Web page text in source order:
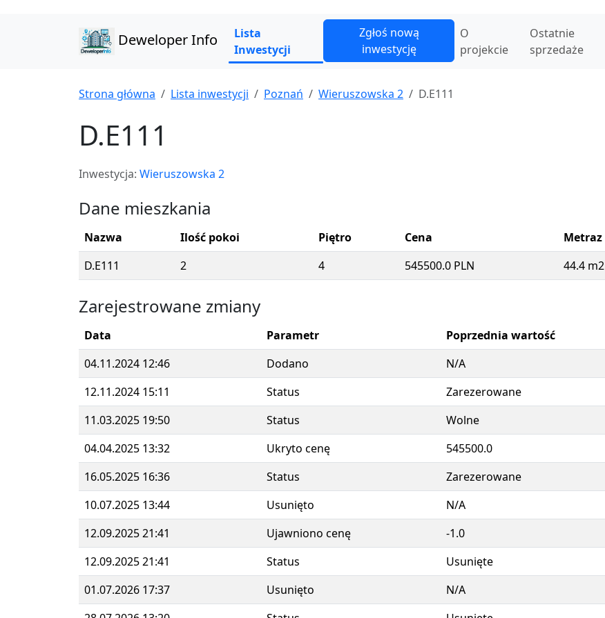
Deweloper Info
Lista
Inwestycji
Zgłoś nową
inwestycję
O
projekcie
Ostatnie
sprzedaże
Strona główna Lista inwestycji Poznań Wieruszowska 2 D.E111
D.E111
Inwestycja: Wieruszowska 2
Dane mieszkania
Nazwa Ilość pokoi Piętro Cena Metraz
D.E111
2 4 545500.0 PLN 44.4 m2
Zarejestrowane zmiany
Data Parametr Poprzednia wartość
04.11.2024 12:46
Dodano N/A
12.11.2024 15:11
Status Zarezerowane
11.03.2025 19:50
Status Wolne
04.04.2025 13:32
Ukryto cenę 545500.0
16.05.2025 16:36
Status Zarezerowane
10.07.2025 13:44
Usunięto N/A
12.09.2025 21:41
Ujawniono cenę -1.0
12.09.2025 21:41
Status Usunięte
01.07.2026 17:37
Usunięto N/A